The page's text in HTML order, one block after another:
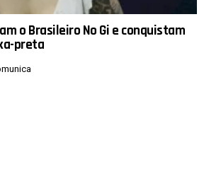
o Brasileiro No Gi e conquistam
preta